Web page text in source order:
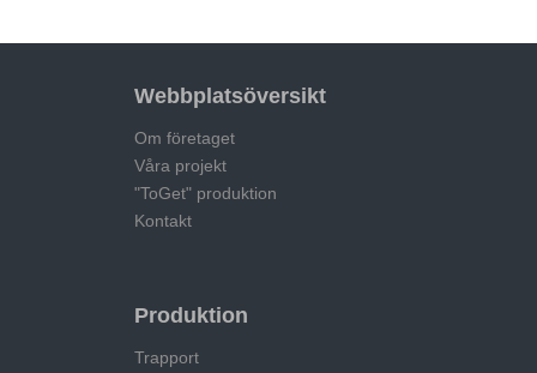
Webbplatsöversikt
Om företaget
Våra projekt
"ToGet" produktion
Kontakt
Produktion
Trapport